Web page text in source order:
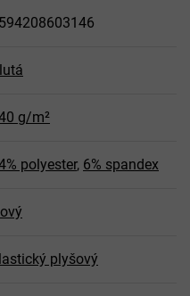
g/m²
polyester, 6% spandex
plyšový